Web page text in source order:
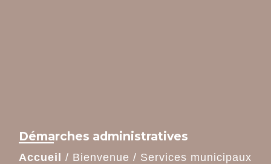
Démarches administratives
Accueil / Bienvenue / Services municipaux